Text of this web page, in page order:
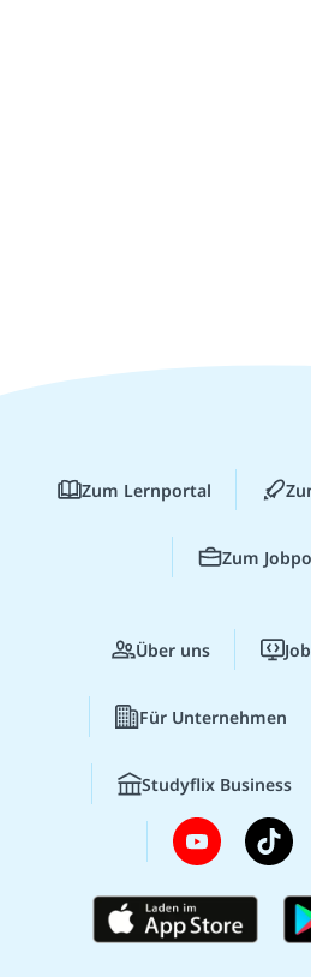
Zum Lernportal
Zum
Über uns
Für Unternehmen
Studyflix Business